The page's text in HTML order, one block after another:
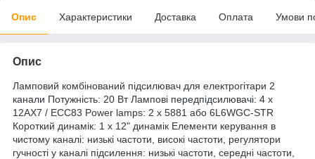
Опис Характеристики Доставка Оплата Умови
Опис
Ламповий комбінований підсилювач для електрогітари 2
канали Потужність: 20 Вт Лампові передпідсилювачі: 4 x
12AX7 / ECC83 Power lamps: 2 x 5881 або 6L6WGC-STR
Короткий динамік: 1 x 12" динамік Елементи керування в
чистому каналі: низькі частоти, високі частоти, регулятори
гучності у каналі підсилення: низькі частоти, середні частоти,